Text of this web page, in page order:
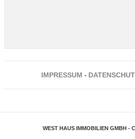
IMPRESSUM -
WEST HAUS IMMOBILIEN GMBH -